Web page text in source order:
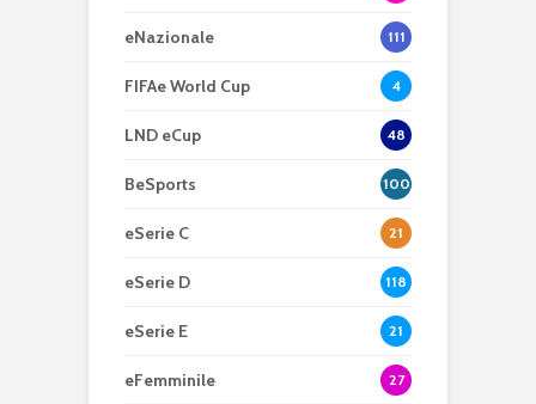
eNazionale 111
FIFAe World Cup 4
LND eCup 48
BeSports 100
eSerie C 21
eSerie D 118
eSerie E 21
eFemminile 27